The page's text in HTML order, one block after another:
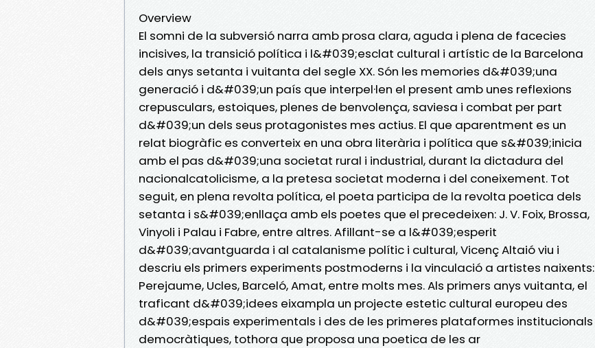
Overview
El somni de la subversió narra amb prosa clara, aguda i plena de facecies
incisives, la transició política i l&#039;esclat cultural i artístic de la Barcelona
dels anys setanta i vuitanta del segle XX. Són les memories d&#039;una
generació i d&#039;un país que interpel·len el present amb unes reflexions
crepusculars, estoiques, plenes de benvolença, saviesa i combat per part
d&#039;un dels seus protagonistes mes actius. El que aparentment es un
relat biogràfic es converteix en una obra literària i política que s&#039;inicia
amb el pas d&#039;una societat rural i industrial, durant la dictadura del
nacionalcatolicisme, a la pretesa societat moderna i del coneixement. Tot
seguit, en plena revolta política, el poeta participa de la revolta poetica dels
setanta i s&#039;enllaça amb els poetes que el precedeixen: J. V. Foix, Brossa,
Vinyoli i Palau i Fabre, entre altres. Afillant-se a l&#039;esperit
d&#039;avantguarda i al catalanisme polític i cultural, Vicenç Altaió viu i
descriu els primers experiments postmoderns i la vinculació a artistes naixents:
Perejaume, Ucles, Barceló, Amat, entre molts mes. Als primers anys vuitanta, el
traficant d&#039;idees eixampla un projecte estetic cultural europeu des
d&#039;espais experimentals i des de les primeres plataformes institucionals
democràtiques, tothora que proposa una poetica de les ar